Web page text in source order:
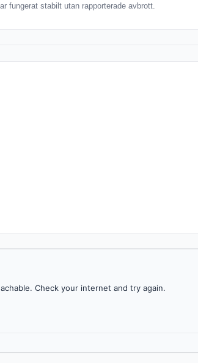
fungerat stabilt utan rapporterade avbrott.
Check your internet and try again.